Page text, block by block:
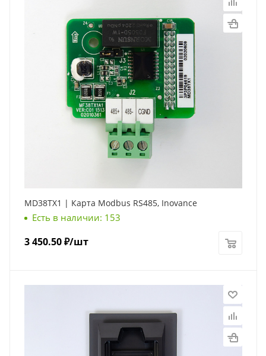
MD38TX1 | Карта Modbus RS485, Inovance
Есть в наличии: 153
3 450.50₽/шт